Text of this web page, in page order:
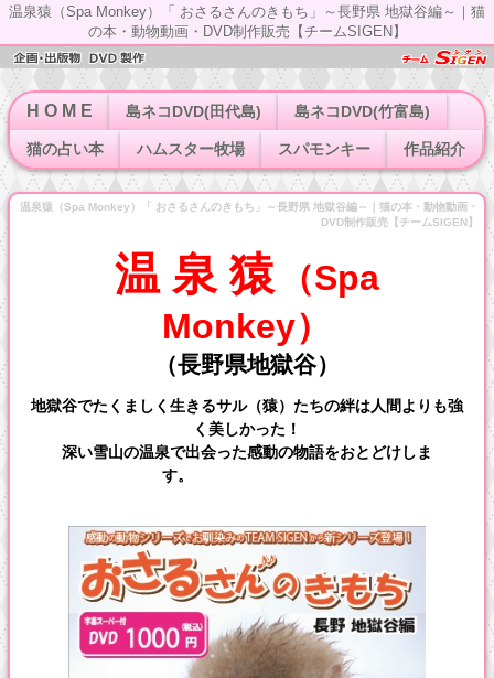
温泉猿（Spa Monkey）「 おさるさんのきもち」～長野県 地獄谷編～｜猫
の本・動物動画・DVD制作販売【チームSIGEN】
H O M E 島ネコDVD(田代島) 島ネコDVD(竹富島)
猫の占い本 ハムスター牧場 スパモンキー 作品紹介
温泉猿（Spa Monkey）「 おさるさんのきもち」～長野県 地獄谷編～｜猫の本・動物動画・
DVD制作販売【チームSIGEN】
温 泉 猿
（Spa
Monkey）
（長野県地獄谷）
地獄谷でたくましく生きるサル（猿）たちの絆は人間よりも強
く美しかった！
深い雪山の温泉で出会った感動の物語をおとどけしま
す。